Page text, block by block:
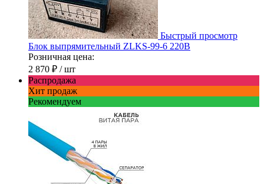
Быстрый просмотр
Блок выпрямительный ZLKS-99-6 220В
Розничная цена:
2 870 ₽ / шт
Распродажа
Хит продаж
Рекомендуем